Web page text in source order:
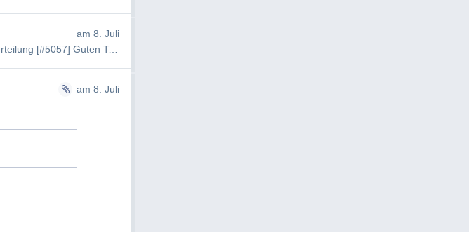
am 8. Juli
AW: Informationsbegehren betreffend NÖ Hundeabgabegesetz - Informationserteilung [#5057] Guten Tag
am 8. Juli